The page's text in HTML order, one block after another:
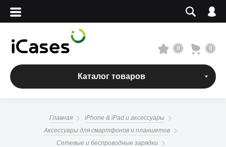
Вход
Сервисный центр
О магазине
Адреса магазинов
0 0
Каталог товаров
Главная
iPhone & iPad и аксессуары
Аксессуары для смартфонов и планшетов
Сетевые и беспроводные зарядки